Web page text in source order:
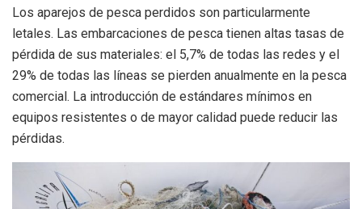
Los aparejos de pesca perdidos son particularmente
letales. Las embarcaciones de pesca tienen altas tasas de
pérdida de sus materiales: el 5,7% de todas las redes y el
29% de todas las líneas se pierden anualmente en la pesca
comercial. La introducción de estándares mínimos en
equipos resistentes o de mayor calidad puede reducir las
pérdidas.